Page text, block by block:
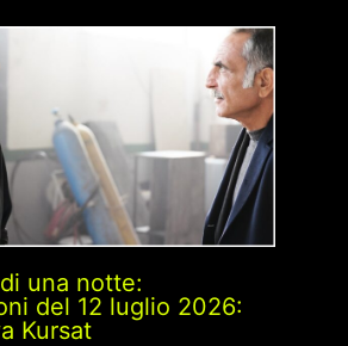
una notte:
del 12 luglio 2026:
Kursat